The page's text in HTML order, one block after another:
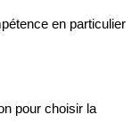
en particulier
pour choisir la